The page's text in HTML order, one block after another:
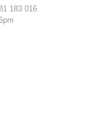
183 016